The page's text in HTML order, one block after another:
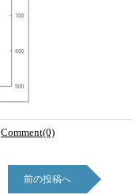
Comment(0)
前の投稿へ